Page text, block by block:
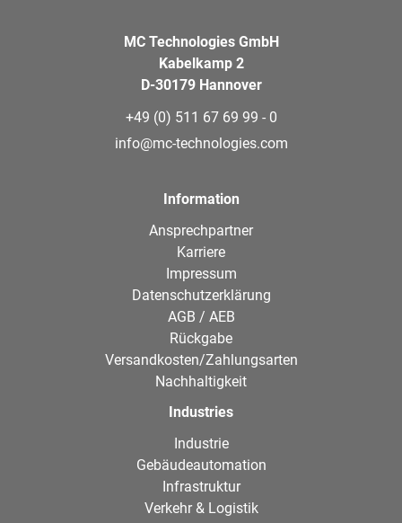
MC Technologies GmbH
Kabelkamp 2
D-30179 Hannover
+49 (0) 511 67 69 99 - 0
info@mc-technologies.com
Information
Ansprechpartner
Karriere
Impressum
Datenschutzerklärung
AGB / AEB
Rückgabe
Versandkosten/Zahlungsarten
Nachhaltigkeit
Industries
Industrie
Gebäudeautomation
Infrastruktur
Verkehr & Logistik